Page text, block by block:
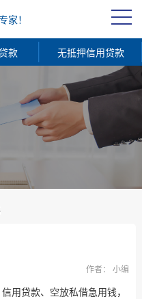
家！
款 无抵押信用贷款
作者： 小编
贷款、空放私借急用钱，